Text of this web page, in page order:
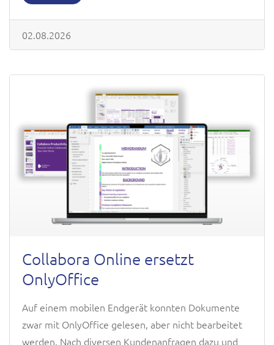
02.08.2026
Collabora Online ersetzt
OnlyOffice
Auf einem mobilen Endgerät konnten Dokumente
zwar mit OnlyOffice gelesen, aber nicht bearbeitet
werden. Nach diversen Kundenanfragen dazu und